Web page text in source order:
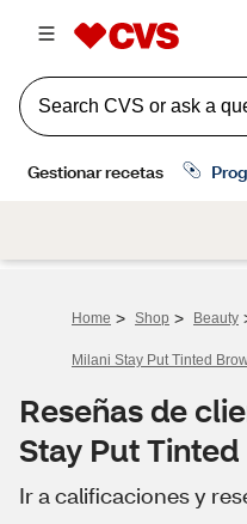
Home > Shop > Beauty
Milani Stay Put Tinted
Reseñas de
Stay Put
Ir a calificaciones y